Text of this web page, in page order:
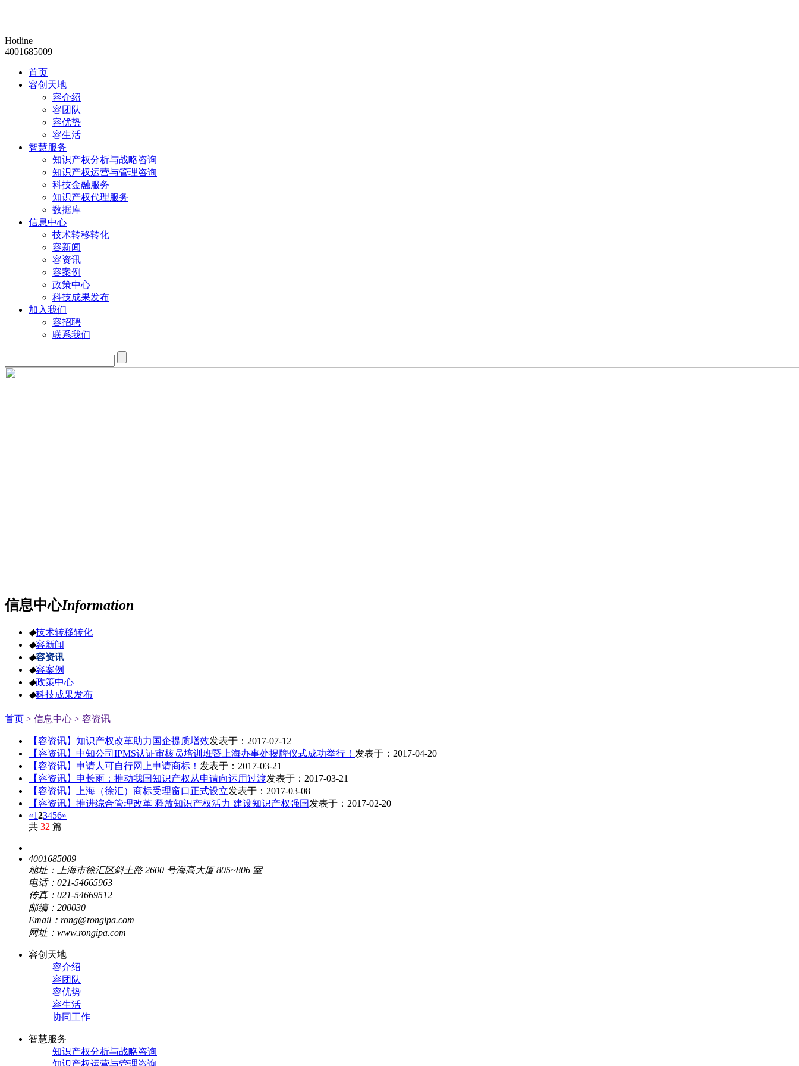
Hotline
4001685009
首页
容创天地
容介绍
容团队
容优势
容生活
智慧服务
知识产权分析与战略咨询
知识产权运营与管理咨询
科技金融服务
知识产权代理服务
数据库
信息中心
技术转移转化
容新闻
容资讯
容案例
政策中心
科技成果发布
加入我们
容招聘
联系我们
信息中心Information
◆技术转移转化
◆容新闻
◆容资讯
◆容案例
◆政策中心
◆科技成果发布
首页 > 信息中心 > 容资讯
【容资讯】知识产权改革助力国企提质增效发表于：2017-07-12
【容资讯】中知公司IPMS认证审核员培训班暨上海办事处揭牌仪式成功举行！ 发表于：2017-04-20
【容资讯】申请人可自行网上申请商标！ 发表于：2017-03-21
【容资讯】申长雨：推动我国知识产权从申请向运用过渡发表于：2017-03-21
【容资讯】上海（徐汇）商标受理窗口正式设立发表于：2017-03-08
【容资讯】推进综合管理改革 释放知识产权活力 建设知识产权强国发表于：2017-02-20
«123456»
共 32 篇
4001685009
地址：上海市徐汇区斜土路 2600 号海高大厦 805~806 室
电话：021-54665963
传真：021-54669512
邮编：200030
Email：rong@rongipa.com
网址：www.rongipa.com
容创天地
容介绍
容团队
容优势
容生活
协同工作
智慧服务
知识产权分析与战略咨询
知识产权运营与管理咨询